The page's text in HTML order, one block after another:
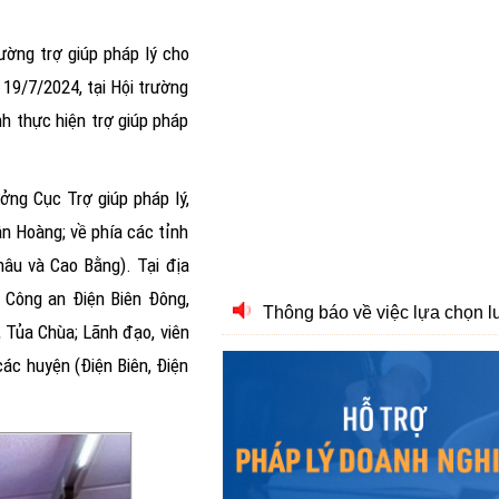
trợ giúp pháp lý cho
7/2024, tại Hội trường
thực hiện trợ giúp pháp
Cục Trợ giúp pháp lý,
Hoàng; về phía các tỉnh
và Cao Bằng). Tại địa
an Điện Biên Đông,
Chùa; Lãnh đạo, viên
huyện (Điện Biên, Điện
Thông báo Đấu giá tài sản
Thông báo Đấu giá tài sản
Thông báo đấu giá tài
Điện Biên